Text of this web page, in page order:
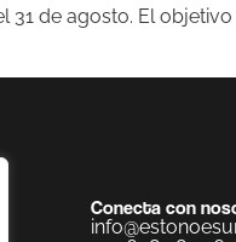
de agosto. El
Conecta con